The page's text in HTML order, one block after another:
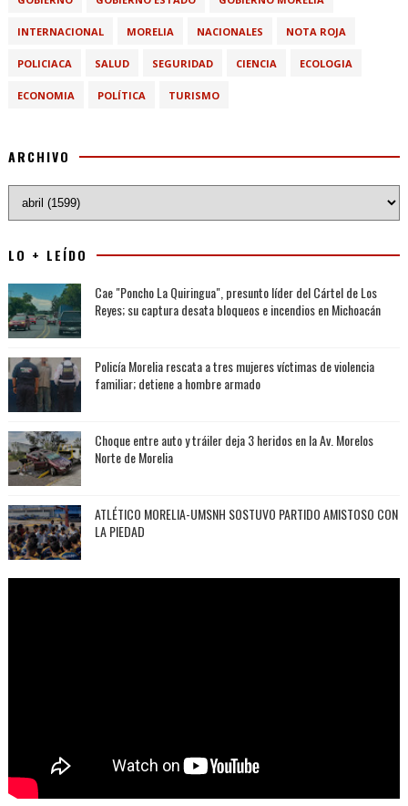
INTERNACIONAL MORELIA NACIONALES NOTA ROJA
POLICIACA SALUD SEGURIDAD CIENCIA ECOLOGIA
ECONOMIA POLÍTICA TURISMO
ARCHIVO
LO + LEÍDO
Cae "Poncho La Quiringua", presunto líder del Cártel de Los
Reyes; su captura desata bloqueos e incendios en Michoacán
Policía Morelia rescata a tres mujeres víctimas de violencia
familiar; detiene a hombre armado
Choque entre auto y tráiler deja 3 heridos en la Av. Morelos
Norte de Morelia
ATLÉTICO MORELIA-UMSNH SOSTUVO PARTIDO AMISTOSO CON
LA PIEDAD